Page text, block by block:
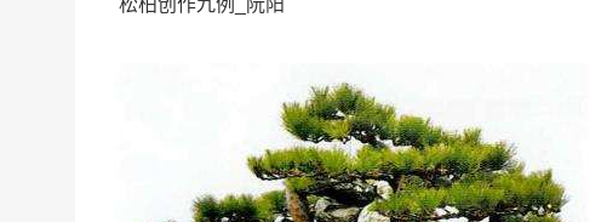
松柏创作九例_阮阳